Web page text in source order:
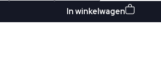
In winkelwagen